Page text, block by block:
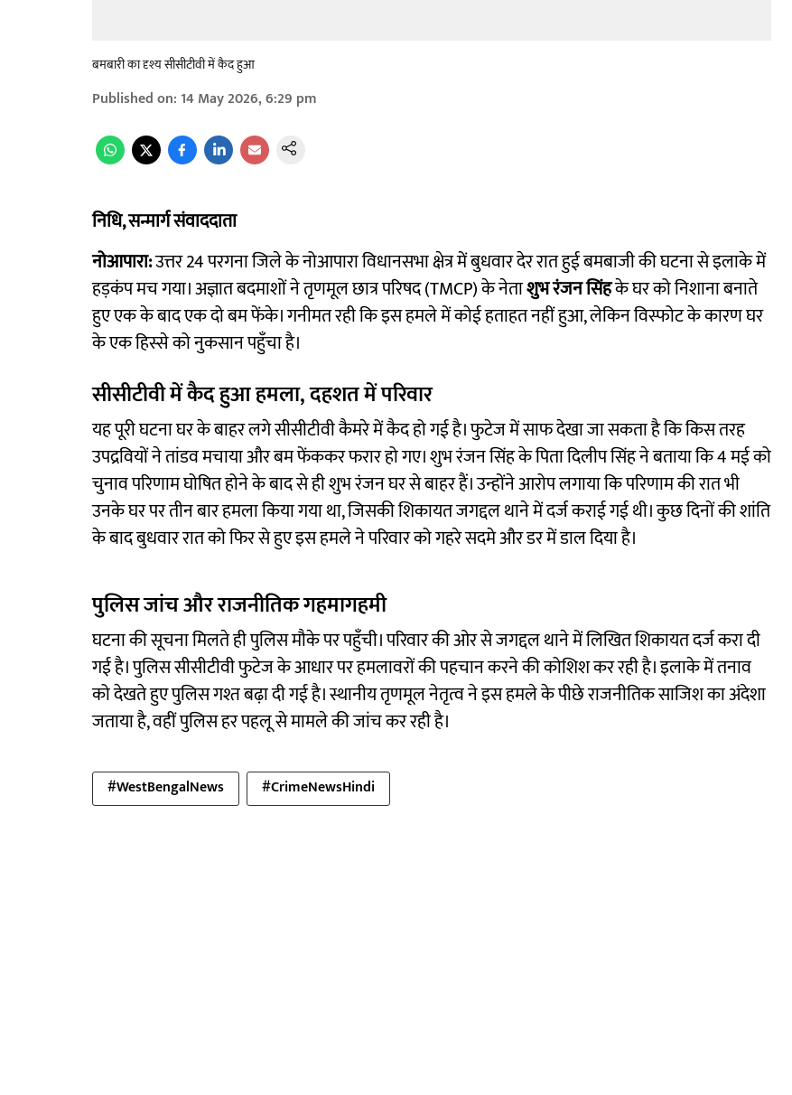
बमबारी का दृश्य सीसीटीवी में कैद हुआ
Published on: 14 May 2026, 6:29 pm
निधि, सन्मार्ग संवाददाता
नोआपारा:उत्तर 24 परगना जिले के नोआपारा विधानसभा क्षेत्र में बुधवार देर रात हुई बमबाजी की घटना से इलाके में
हड़कंप मच गया। अज्ञात बदमाशों ने तृणमूल छात्र परिषद (TMCP) के नेताशुभ रंजन सिंहके घर को निशाना बनाते
हुए एक के बाद एक दो बम फेंके। गनीमत रही कि इस हमले में कोई हताहत नहीं हुआ, लेकिन विस्फोट के कारण घर
के एक हिस्से को नुकसान पहुँचा है।
सीसीटीवी में कैद हुआ हमला, दहशत में परिवार
यह पूरी घटना घर के बाहर लगे सीसीटीवी कैमरे में कैद हो गई है। फुटेज में साफ देखा जा सकता है कि किस तरह
उपद्रवियों ने तांडव मचाया और बम फेंककर फरार हो गए। शुभ रंजन सिंह के पिता दिलीप सिंह ने बताया कि 4 मई को
चुनाव परिणाम घोषित होने के बाद से ही शुभ रंजन घर से बाहर हैं। उन्होंने आरोप लगाया कि परिणाम की रात भी
उनके घर पर तीन बार हमला किया गया था, जिसकी शिकायत जगद्दल थाने में दर्ज कराई गई थी। कुछ दिनों की शांति
के बाद बुधवार रात को फिर से हुए इस हमले ने परिवार को गहरे सदमे और डर में डाल दिया है।
पुलिस जांच और राजनीतिक गहमागहमी
घटना की सूचना मिलते ही पुलिस मौके पर पहुँची। परिवार की ओर से जगद्दल थाने में लिखित शिकायत दर्ज करा दी
गई है। पुलिस सीसीटीवी फुटेज के आधार पर हमलावरों की पहचान करने की कोशिश कर रही है। इलाके में तनाव
को देखते हुए पुलिस गश्त बढ़ा दी गई है। स्थानीय तृणमूल नेतृत्व ने इस हमले के पीछे राजनीतिक साजिश का अंदेशा
जताया है, वहीं पुलिस हर पहलू से मामले की जांच कर रही है।
#WestBengalNews #CrimeNewsHindi